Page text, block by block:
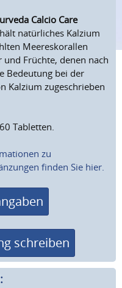
Calcio Care
natürliches Kalzium
Meereskorallen
und Früchte, denen nach
Bedeutung bei der
Kalzium zugeschrieben
Tabletten.
zu
finden Sie hier.
schreiben